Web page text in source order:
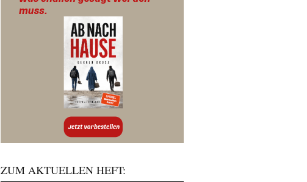
ZUM AKTUELLEN HEFT: